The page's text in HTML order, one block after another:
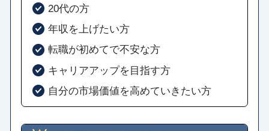
20代の方
年収を上げたい方
転職が初めてで不安な方
キャリアアップを目指す方
自分の市場価値を高めていきたい方